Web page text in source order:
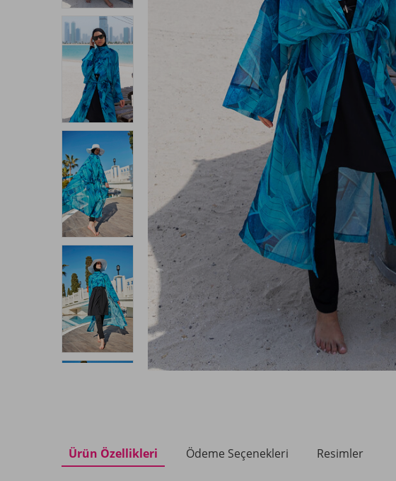
Ürün Özellikleri Ödeme Seçenekleri Resimler